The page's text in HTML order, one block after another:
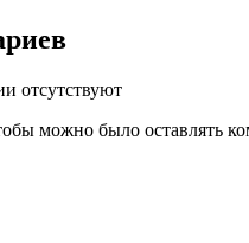
отсутствуют
можно было оставлять